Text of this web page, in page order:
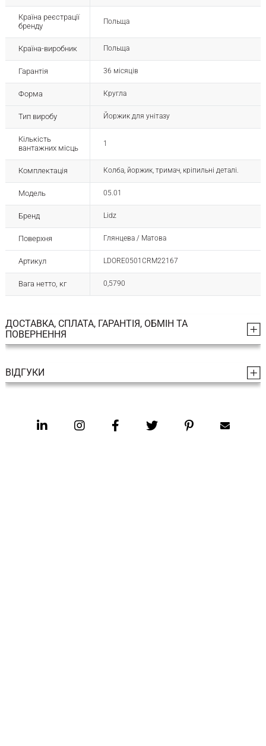
Країна реєстрації
бренду
Польща
Країна-виробник Польща
Гарантія 36 місяців
Форма Кругла
Тип виробу Йоржик для унітазу
Кількість
вантажних місць
1
Комплектація Колба, йоржик, тримач, кріпильні деталі.
Модель 05.01
Бренд Lidz
Поверхня Глянцева / Матова
Артикул LDORE0501CRM22167
Вага нетто, кг 0,5790
ДОСТАВКА, СПЛАТА, ГАРАНТІЯ, ОБМІН ТА
ПОВЕРНЕННЯ
ВІДГУКИ